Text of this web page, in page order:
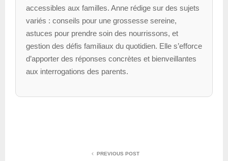
accessibles aux familles. Anne rédige sur des sujets
variés : conseils pour une grossesse sereine,
astuces pour prendre soin des nourrissons, et
gestion des défis familiaux du quotidien. Elle s’efforce
d’apporter des réponses concrètes et bienveillantes
aux interrogations des parents.
PREVIOUS POST